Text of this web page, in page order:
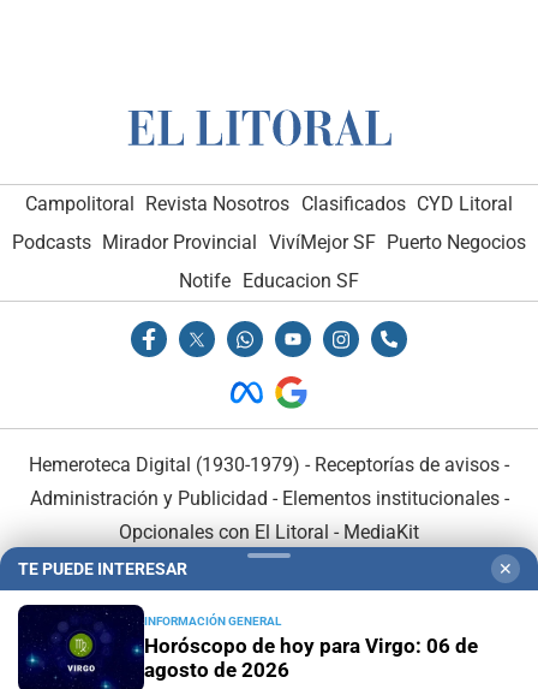
Campolitoral Revista Nosotros Clasificados CYD Litoral
Podcasts Mirador Provincial VivíMejor SF Puerto Negocios
Notife Educacion SF
Hemeroteca Digital (1930-1979) - Receptorías de avisos -
Administración y Publicidad - Elementos institucionales-
Opcionales con El Litoral - MediaKit
TE PUEDE INTERESAR ✕
INFORMACIÓN GENERAL
Horóscopo de hoy para Virgo: 06 de
agosto de 2026